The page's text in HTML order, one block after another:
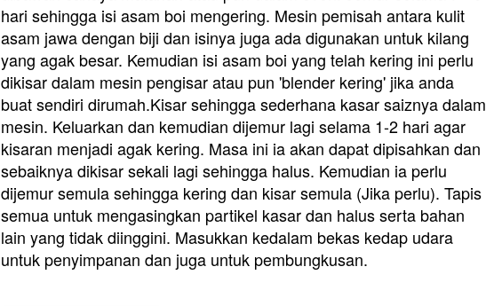
hari sehingga isi asam boi mengering. Mesin pemisah antara kulit
asam jawa dengan biji dan isinya juga ada digunakan untuk kilang
yang agak besar. Kemudian isi asam boi yang telah kering ini perlu
dikisar dalam mesin pengisar atau pun 'blender kering' jika anda
buat sendiri dirumah.Kisar sehingga sederhana kasar saiznya dalam
mesin. Keluarkan dan kemudian dijemur lagi selama 1-2 hari agar
kisaran menjadi agak kering. Masa ini ia akan dapat dipisahkan dan
sebaiknya dikisar sekali lagi sehingga halus. Kemudian ia perlu
dijemur semula sehingga kering dan kisar semula (Jika perlu). Tapis
semua untuk mengasingkan partikel kasar dan halus serta bahan
lain yang tidak diinggini. Masukkan kedalam bekas kedap udara
untuk penyimpanan dan juga untuk pembungkusan.